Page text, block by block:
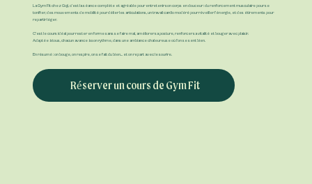
La Gym Fit chez Goji, c’est la séance complète et agréable pour entretenir son corps en douceur : du renforcement musculaire pour se
tonifier, des mouvements de mobilité pour délier les articulations, un travail cardio modéré pour réveiller l’énergie, et des étirements pour
repartir léger.
C’est le cours idéal pour rester en forme sans se faire mal, améliorer sa posture, renforcer sa vitalité et bouger avec plaisir.
Adaptée à tous, chacun avance à son rythme, dans une ambiance chaleureuse où l’on se sent bien.
En résumé : on bouge, on respire, on se fait du bien… et on repart avec le sourire.
Réserver un cours de Gym Fit